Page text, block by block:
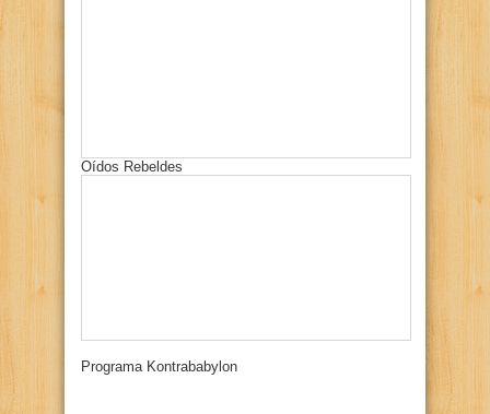
Oídos Rebeldes
Programa Kontrababylon